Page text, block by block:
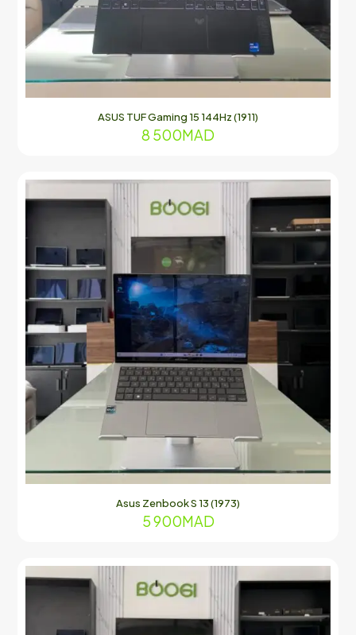
ASUS TUF Gaming 15 144Hz (1911)
8 500MAD
Asus Zenbook S 13 (1973)
5 900MAD